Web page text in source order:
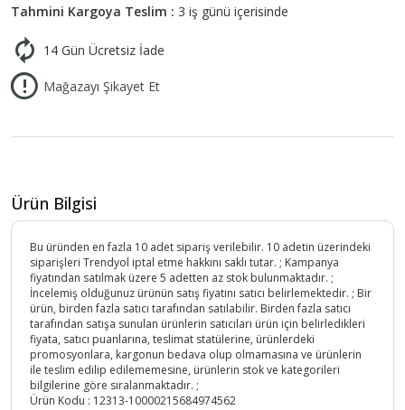
Tahmini Kargoya Teslim : 3 iş günü içerisinde
14 Gün Ücretsiz İade
Mağazayı Şikayet Et
Ürün Bilgisi
Bu üründen en fazla 10 adet sipariş verilebilir. 10 adetin üzerindeki
siparişleri Trendyol iptal etme hakkını saklı tutar. ; Kampanya
fiyatından satılmak üzere 5 adetten az stok bulunmaktadır. ;
İncelemiş olduğunuz ürünün satış fiyatını satıcı belirlemektedir. ; Bir
ürün, birden fazla satıcı tarafından satılabilir. Birden fazla satıcı
tarafından satışa sunulan ürünlerin satıcıları ürün için belirledikleri
fiyata, satıcı puanlarına, teslimat statülerine, ürünlerdeki
promosyonlara, kargonun bedava olup olmamasına ve ürünlerin
ile teslim edilip edilememesine, ürünlerin stok ve kategorileri
bilgilerine göre sıralanmaktadır. ;
Ürün Kodu : 12313-10000215684974562